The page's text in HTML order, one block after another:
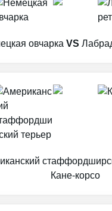
овчарка VS
Кане-корсо